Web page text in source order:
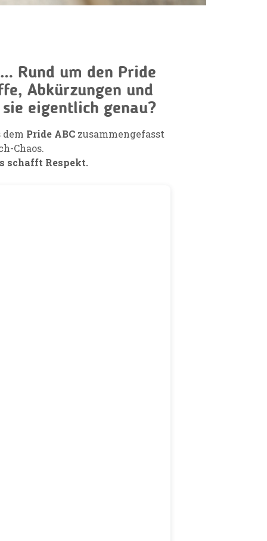
Rund um den Pride
Abkürzungen und
eigentlich genau?
Pride ABC zusammengefasst
Chaos.
schafft Respekt.